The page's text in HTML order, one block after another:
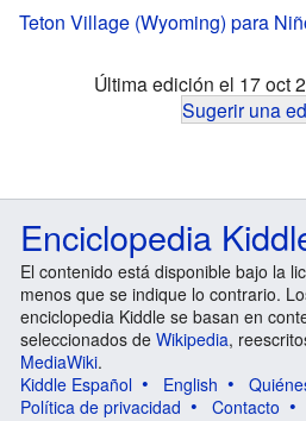
Teton Village (Wyoming) para
Última edición el 17 oct
Sugerir una
Enciclopedia
El contenido está disponible bajo la
menos que se indique lo contrario.
enciclopedia Kiddle se basan en
seleccionados de Wikipedia,
MediaWiki.
Kiddle Español
English
Política de privacidad
Contacto